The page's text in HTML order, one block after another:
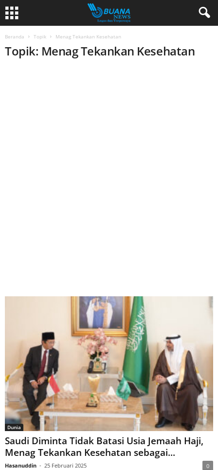
Beranda Topik Menag Tekankan Kesehatan
Topik: Menag Tekankan Kesehatan
Dunia
Saudi Diminta Tidak Batasi Usia Jemaah Haji,
Menag Tekankan Kesehatan sebagai...
Hasanuddin - 25 Februari 2025 0